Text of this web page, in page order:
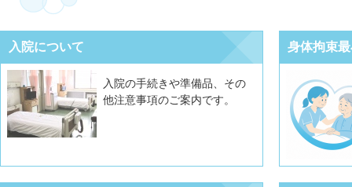
入院について
入院の手続きや準備品、その
他注意事項のご案内です。
身体拘束